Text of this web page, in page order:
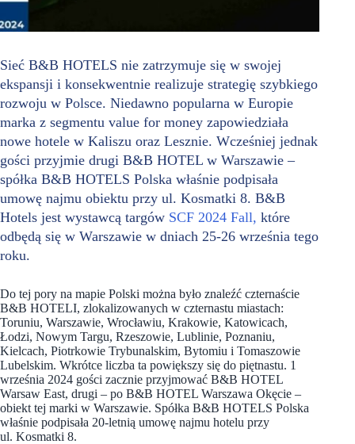
Sieć B&B HOTELS nie zatrzymuje się w swojej
ekspansji i konsekwentnie realizuje strategię szybkiego
rozwoju w Polsce. Niedawno popularna w Europie
marka z segmentu value for money zapowiedziała
nowe hotele w Kaliszu oraz Lesznie. Wcześniej jednak
gości przyjmie drugi B&B HOTEL w Warszawie –
spółka B&B HOTELS Polska właśnie podpisała
umowę najmu obiektu przy ul. Kosmatki 8. B&B
Hotels jest wystawcą targów SCF 2024 Fall, które
odbędą się w Warszawie w dniach 25-26 września tego
roku.
Do tej pory na mapie Polski można było znaleźć czternaście
B&B HOTELI, zlokalizowanych w czternastu miastach:
Toruniu, Warszawie, Wrocławiu, Krakowie, Katowicach,
Łodzi, Nowym Targu, Rzeszowie, Lublinie, Poznaniu,
Kielcach, Piotrkowie Trybunalskim, Bytomiu i Tomaszowie
Lubelskim. Wkrótce liczba ta powiększy się do piętnastu. 1
września 2024 gości zacznie przyjmować B&B HOTEL
Warsaw East, drugi – po B&B HOTEL Warszawa Okęcie –
obiekt tej marki w Warszawie. Spółka B&B HOTELS Polska
właśnie podpisała 20-letnią umowę najmu hotelu przy
ul. Kosmatki 8.